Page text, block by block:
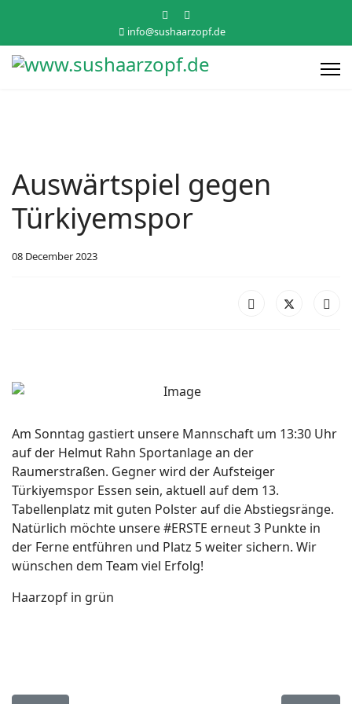
info@sushaarzopf.de
Auswärtspiel gegen
Türkiyemspor
08 December 2023
Am Sonntag gastiert unsere Mannschaft um 13:30 Uhr
auf der Helmut Rahn Sportanlage an der
Raumerstraßen. Gegner wird der Aufsteiger
Türkiyemspor Essen sein, aktuell auf dem 13.
Tabellenplatz mit guten Polster auf die Abstiegsränge.
Natürlich möchte unsere #ERSTE erneut 3 Punkte in
der Ferne entführen und Platz 5 weiter sichern. Wir
wünschen dem Team viel Erfolg!
Haarzopf in grün